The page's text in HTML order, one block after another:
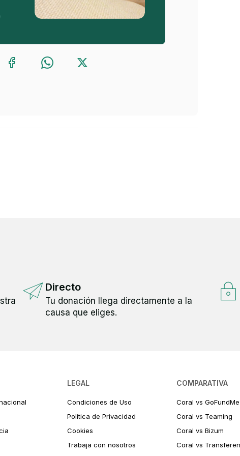
el del centro veterinario que se encarga de
que nos llega necesita:
complementarios, o hasta
el presupuesto enseguida.
para cubrir estos gastos, y por eso tu ayuda
llevando animales al centro veterinario y
Directo
Tu donación llega directamente a la
causa que eliges.
LEGAL
Condiciones de Uso
Política de Privacidad
Cookies
Trabaja con nosotros
COMPARATIVA
Coral vs GoFundMe
Coral vs Teaming
Coral vs Bizum
Coral vs